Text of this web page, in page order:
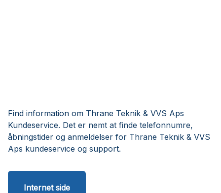
Find information om Thrane Teknik & VVS Aps
Kundeservice. Det er nemt at finde telefonnumre,
åbningstider og anmeldelser for Thrane Teknik & VVS
Aps kundeservice og support.
Internet side